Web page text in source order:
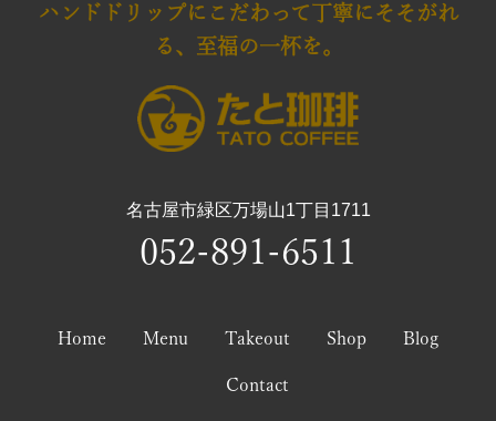
ハンドドリップにこだわって丁寧にそそがれ
る、至福の一杯を。
名古屋市緑区万場山1丁目1711
052-891-6511
Home Menu Takeout Shop Blog
Contact